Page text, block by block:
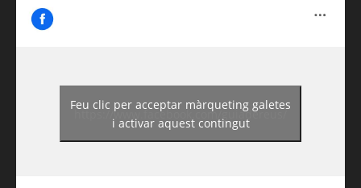
https://www.facebook.com/guiadereus/
Feu clic per acceptar màrqueting galetes
i activar aquest contingut